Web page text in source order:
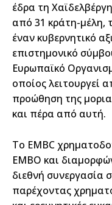
έδρα τη
από 31 κράτη-μέλη,
έναν κυβερνητικό
επιστημονικό
Ευρωπαϊκό
οποίος λειτουργεί
προώθηση της
και πέρα από αυτή.
Το EMBC
EMBO και
διεθνή συνεργασία
παρέχοντας